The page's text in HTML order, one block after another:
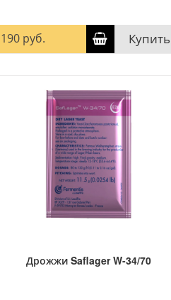
190 руб. Купить
Дрожжи Saflager W-34/70